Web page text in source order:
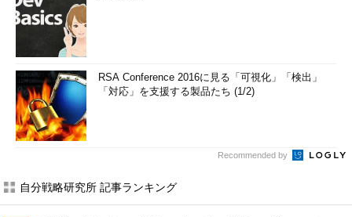
RSA Conference 2016に見る「可視化」「検出」
「対応」を支援する製品たち (1/2)
Recommended by
自分戦略研究所 記事ランキング